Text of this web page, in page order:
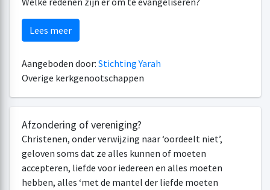
Lees meer
Aangeboden door: Stichting Yarah
Overige kerkgenootschappen
Afzondering of vereniging?
Christenen, onder verwijzing naar ‘oordeelt niet’,
geloven soms dat ze alles kunnen of moeten
accepteren, liefde voor iedereen en alles moeten
hebben, alles ‘met de mantel der liefde moeten